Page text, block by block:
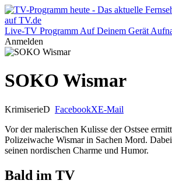
Live-TV Programm Auf Deinem Gerät
Anmelden
SOKO Wismar
KrimiserieD FacebookXE-Mail
Vor der malerischen Kulisse der Ostsee
Polizeiwache Wismar in Sachen Mord.
seinen nordischen Charme und Humor.
Bald im TV